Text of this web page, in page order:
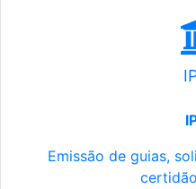
Emissão de guias,